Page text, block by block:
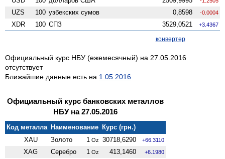
UZS 100 узбекских сумов 0,8598 -0.0004
XDR 100 СПЗ 3529,0521 +3.4367
конвертер
Официальный курс НБУ (ежемесячный) на 27.05.2016
отсутствует
Ближайшие данные есть на 1.05.2016
Официальный курс банковских металлов
НБУ на 27.05.2016
Код металла Наименование Курс (грн.)
XAU
Золото 1 Oz 30718,6290 +66.3110
XAG Серебро 1 Oz 413,1460 +6.1980